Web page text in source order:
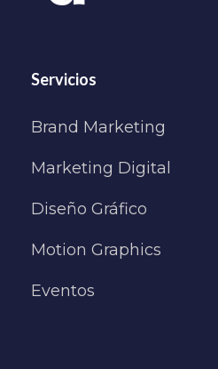
Servicios
Brand Marketing
Marketing Digital
Diseño Gráfico
Motion Graphics
Eventos